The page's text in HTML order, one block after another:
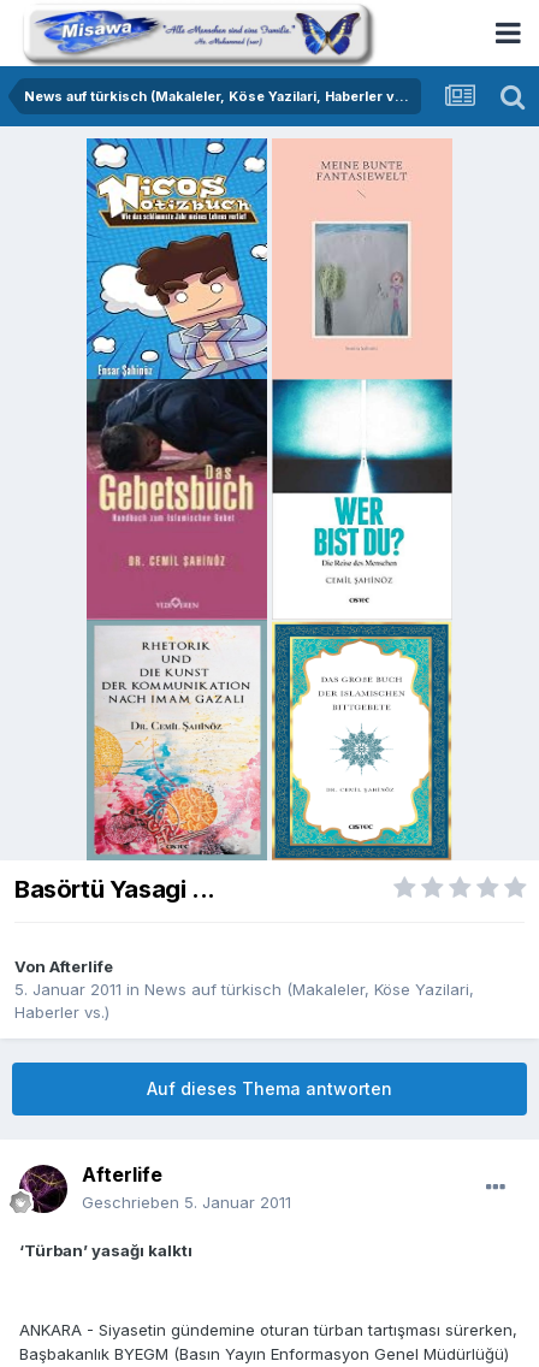
News auf türkisch (Makaleler, Köse Yazilari, Haberler vs.)
Basörtü Yasagi ...
Von Afterlife
5. Januar 2011 in News auf türkisch (Makaleler, Köse Yazilari,
Haberler vs.)
Auf dieses Thema antworten
Afterlife
Geschrieben 5. Januar 2011
‘Türban’ yasağı kalktı
ANKARA - Siyasetin gündemine oturan türban tartışması sürerken,
Başbakanlık BYEGM (Basın Yayın Enformasyon Genel Müdürlüğü)